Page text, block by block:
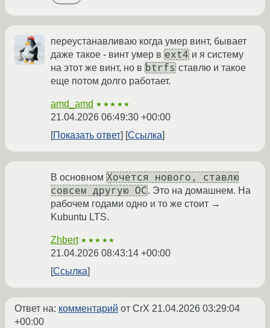
переустанавливаю когда умер винт, бывает
даже такое - винт умер в ext4 и я систему
на этот же винт, но в btrfs ставлю и такое
еще потом долго работает.
amd_amd ★★★★★
21.04.2026 06:49:30 +00:00
Показать ответ
Ссылка
В основном Хочется нового, ставлю
совсем другую ОС. Это на домашнем. На
рабочем годами одно и то же стоит →
Kubuntu LTS.
Zhbert ★★★★★
21.04.2026 08:43:14 +00:00
Ссылка
Ответ на: комментарий от CrX 21.04.2026 03:29:04
+00:00